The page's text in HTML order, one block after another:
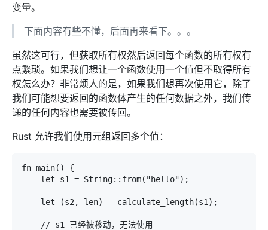
变量。
下面内容有些不懂，后面再来看下。。。
虽然这可行，但获取所有权然后返回每个函数的所有权有
点繁琐。如果我们想让一个函数使用一个值但不取得所有
权怎么办？非常烦人的是，如果我们想再次使用它，除了
我们可能想要返回的函数体产生的任何数据之外，我们传
递的任何内容也需要被传回。
Rust 允许我们使用元组返回多个值：
fn main() {
    let s1 = String::from("hello");
    let (s2, len) = calculate_length(s1);
    // s1 已经被移动，无法使用